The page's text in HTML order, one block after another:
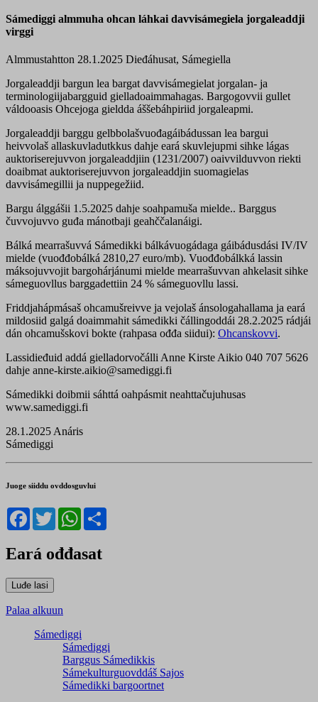
Sámediggi almmuha ohcan láhkai davvisámegiela jorgaleaddji
virggi
Almmustahtton 28.1.2025 Dieđáhusat, Sámegiella
Jorgaleaddji bargun lea bargat davvisámegielat jorgalan- ja
terminologiijabargguid gielladoaimmahagas. Bargogovvii gullet
váldooasis Ohcejoga gieldda áššebáhpiriid jorgaleapmi.
Jorgaleaddji barggu gelbbolašvuođagáibádussan lea bargui
heivvolaš allaskuvladutkkus dahje eará skuvlejupmi sihke lágas
auktoriserejuvvon jorgaleaddjiin (1231/2007) oaivvilduvvon riekti
doaibmat auktoriserejuvvon jorgaleaddjin suomagielas
davvisámegillii ja nuppegežiid.
Bargu álggášii 1.5.2025 dahje soahpamuša mielde.. Barggus
čuvvojuvvo guđa mánotbaji geahččalanáigi.
Bálká mearrašuvvá Sámedikki bálkávuogádaga gáibádusdási IV/IV
mielde (vuođđobálká 2810,27 euro/mb). Vuođđobálkká lassin
máksojuvvojit bargohárjánumi mielde mearrašuvvan ahkelasit sihke
sámeguovllus barggadettiin 24 % sámeguovllu lassi.
Friddjahápmásaš ohcamušreivve ja vejolaš ánsologahallama ja eará
mildosiid galgá doaimmahit sámedikki čállingoddái 28.2.2025 rádjái
dán ohcamušskovi bokte (rahpasa ođđa siidui): Ohcanskovvi.
Lassidieđuid addá gielladorvočálli Anne Kirste Aikio 040 707 5626
dahje anne-kirste.aikio@samediggi.fi
Sámedikki doibmii sáhttá oahpásmit neahttačujuhusas
www.samediggi.fi
28.1.2025 Anáris
Sámediggi
Juoge siiddu ovddosguvlui
Facebook
TwitterWhatsApp
Eará ođđasat
Palaa alkuun
Sámediggi
Sámediggi
Barggus Sámedikkis
Sámekulturguovddáš Sajos
Sámedikki bargoortnet